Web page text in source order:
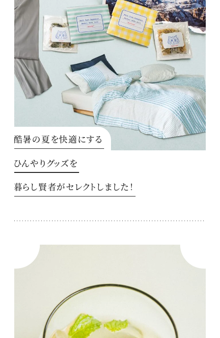
酷暑の夏を快適にする
ひんやりグッズを
暮らし賢者がセレクトしました！